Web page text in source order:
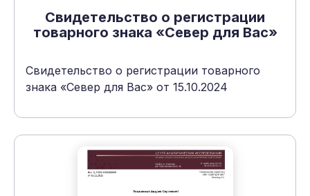
Свидетельство о регистрации
товарного знака «Север для Вас»
Свидетельство о регистрации товарного
знака «Север для Вас» от 15.10.2024